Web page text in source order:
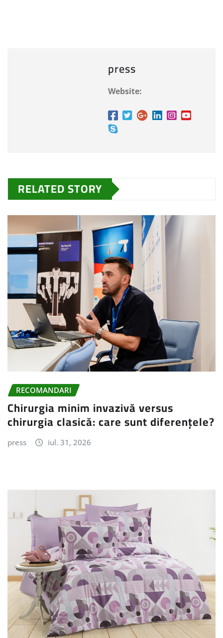
press
Website:
RELATED STORY
RECOMANDARI
Chirurgia minim invazivă versus
chirurgia clasică: care sunt diferențele?
press iul. 31, 2026